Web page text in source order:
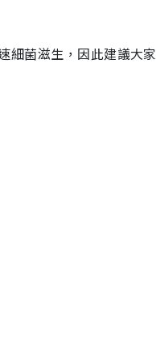
細菌滋生，因此建議大家